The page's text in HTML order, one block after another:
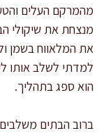
מהמרקם העלים
מנצחת את שיקולי
את המלאווח בשמן
למדתי לשלב אותו
הוא ספג בתהליך.
ברוב הבתים